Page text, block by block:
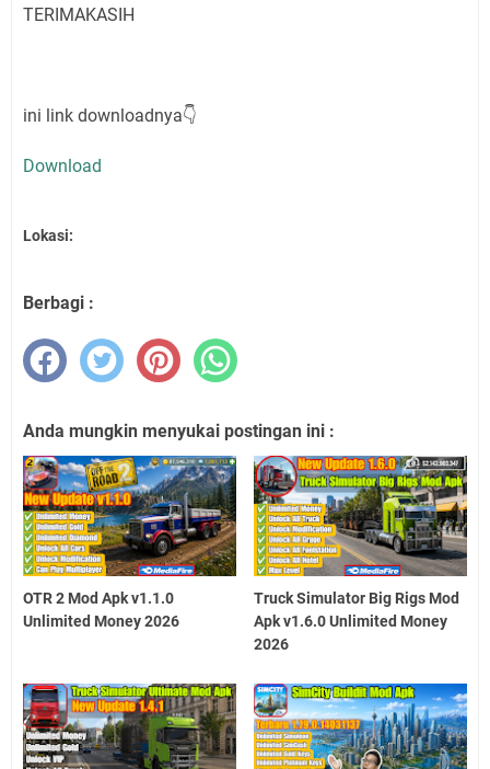
TERIMAKASIH
ini link downloadnya👇
Download
Lokasi:
Berbagi :
Anda mungkin menyukai postingan ini :
OTR 2 Mod Apk v1.1.0
Unlimited Money 2026
Truck Simulator Big Rigs Mod
Apk v1.6.0 Unlimited Money
2026